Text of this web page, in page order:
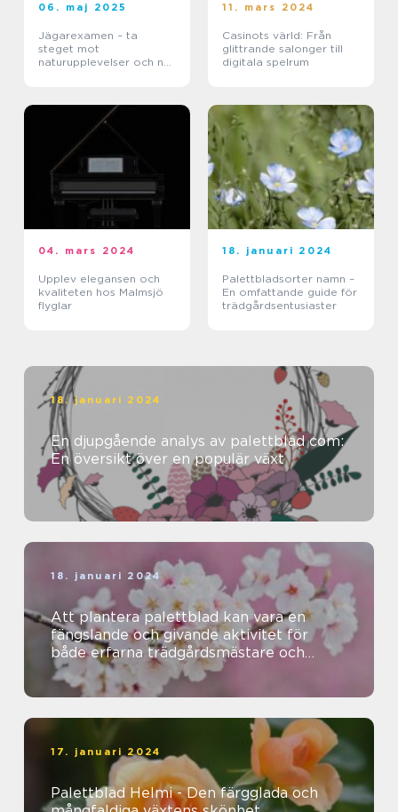
06. maj 2025
Jägarexamen – ta
steget mot
naturupplevelser och ny
11. mars 2024
Casinots värld: Från
glittrande salonger till
digitala spelrum
04. mars 2024
Upplev elegansen och
kvaliteten hos Malmsjö
flyglar
18. januari 2024
Palettbladsorter namn –
En omfattande guide för
trädgårdsentusiaster
18. januari 2024
En djupgående analys av palettblad com:
En översikt över en populär växt
18. januari 2024
Att plantera palettblad kan vara en
fängslande och givande aktivitet för
både erfarna trädgårdsmästare och
nybörjare
17. januari 2024
Palettblad Helmi - Den färgglada och